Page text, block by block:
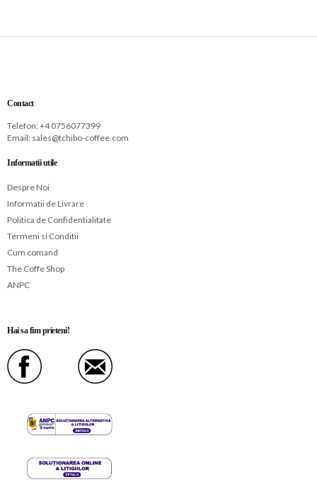
Contact
Telefon: +4 0756077399
Email: sales@tchibo-coffee.com
Informatii utile
Despre Noi
Informatii de Livrare
Politica de Confidentialitate
Termeni si Conditii
Cum comand
The Coffe Shop
ANPC
Hai sa fim prieteni!